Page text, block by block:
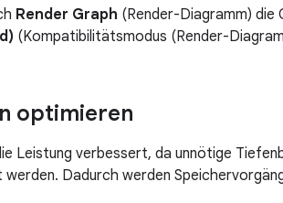
Render Graph (Render-Diagramm) die
(Kompatibilitätsmodus (Render-
optimieren
Leistung verbessert, da unnötige
Dadurch werden